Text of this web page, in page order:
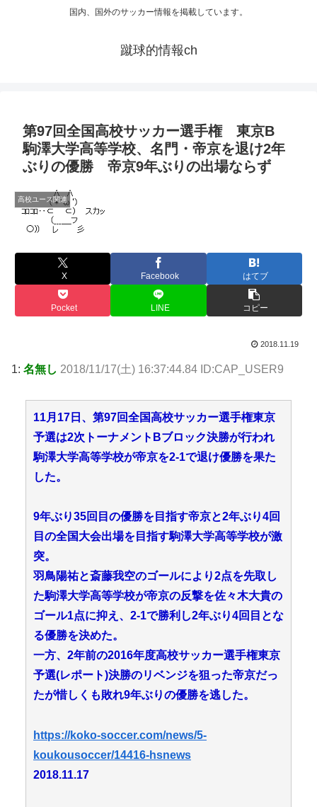
国内、国外のサッカー情報を掲載しています。
蹴球的情報ch
第97回全国高校サッカー選手権 東京B
駒澤大学高等学校、名門・帝京を退け2年
ぶりの優勝 帝京9年ぶりの出場ならず
高校ユース関連
X Facebook はてブ
Pocket LINE コピー
2018.11.19
1: 名無し 2018/11/17(土) 16:37:44.84 ID:CAP_USER9
11月17日、第97回全国高校サッカー選手権東京
予選は2次トーナメントBブロック決勝が行われ
駒澤大学高等学校が帝京を2-1で退け優勝を果た
した。
9年ぶり35回目の優勝を目指す帝京と2年ぶり4回
目の全国大会出場を目指す駒澤大学高等学校が激
突。
羽鳥陽祐と斎藤我空のゴールにより2点を先取し
た駒澤大学高等学校が帝京の反撃を佐々木大貴の
ゴール1点に抑え、2-1で勝利し2年ぶり4回目とな
る優勝を決めた。
一方、2年前の2016年度高校サッカー選手権東京
予選(レポート)決勝のリベンジを狙った帝京だっ
たが惜しくも敗れ9年ぶりの優勝を逃した。
https://koko-soccer.com/news/5-
koukousoccer/14416-hsnews
2018.11.17